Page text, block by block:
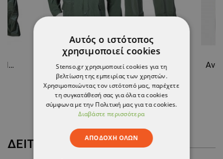
Αδιάβροχο κοστούμι CHARISMA GREEN
10,17 €
ΔΕΊΤΕ ΠΕΡΙΣΣΌΤΕΡΑ
Αυτός ο ιστότοπος
χρησιμοποιεί cookies
Stenso.gr χρησιμοποιεί cookies για τη
βελτίωση της εμπειρίας των χρηστών.
Χρησιμοποιώντας τον ιστότοπό μας, παρέχετε
τη συγκατάθεσή σας για όλα τα cookies
σύμφωνα με την Πολιτική μας για τα cookies.
Διαβάστε περισσότερα
ΑΠΟΔΟΧΉ ΌΛΩΝ